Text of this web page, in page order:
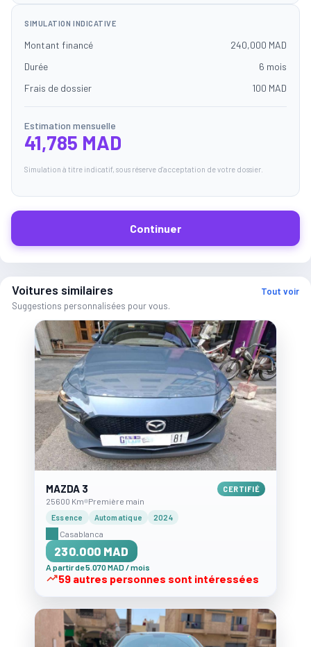
SIMULATION INDICATIVE
Montant financé
240,000 MAD
Durée
6 mois
Frais de dossier
100 MAD
Estimation mensuelle
41,785 MAD
Simulation à titre indicatif, sous réserve d'acceptation de votre dossier.
Continuer
Voitures similaires
Suggestions personnalisées pour vous.
Tout voir
MAZDA 3 CERTIFIÉ
25600 Km Première main
Essence Automatique 2024
Casablanca
230.000 MAD
A partir de 5.070 MAD / mois
59 autres personnes sont intéressées